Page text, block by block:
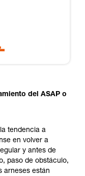
del ASAP o
tendencia a
en volver a
y antes de
paso de obstáculo,
arneses están